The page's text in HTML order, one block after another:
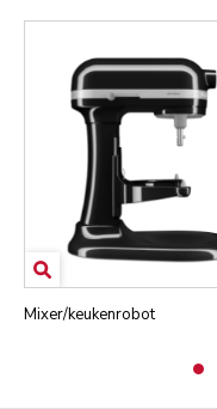
Mixer/keukenrobot